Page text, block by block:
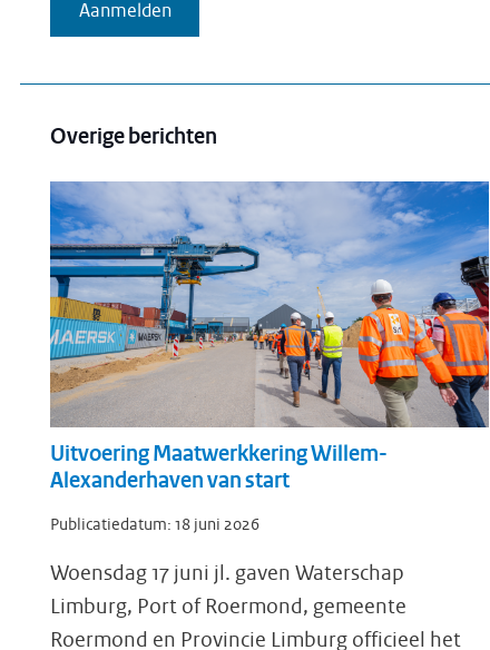
Aanmelden
Overige berichten
Uitvoering Maatwerkkering Willem-
Alexanderhaven van start
Publicatiedatum: 18 juni 2026
Woensdag 17 juni jl. gaven Waterschap
Limburg, Port of Roermond, gemeente
Roermond en Provincie Limburg officieel het